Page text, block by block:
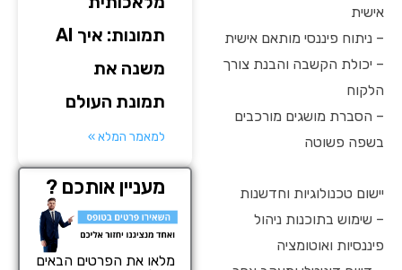
אישית
– ניתוח פיננסי מותאם אישית
– יכולת הקשבה והבנת צורך
הלקוח
– הסברת מושגים מורכבים
בשפה פשוטה
יישום טכנולוגיות וחדשנות
– שימוש בתוכנות ניהול
פיננסיות ואוטומציה
תמונות: איך AI
משנה את
תמונת העולם
למאמר המלא »
מעניין אותכם ?
מלאו את הפרטים הבאים